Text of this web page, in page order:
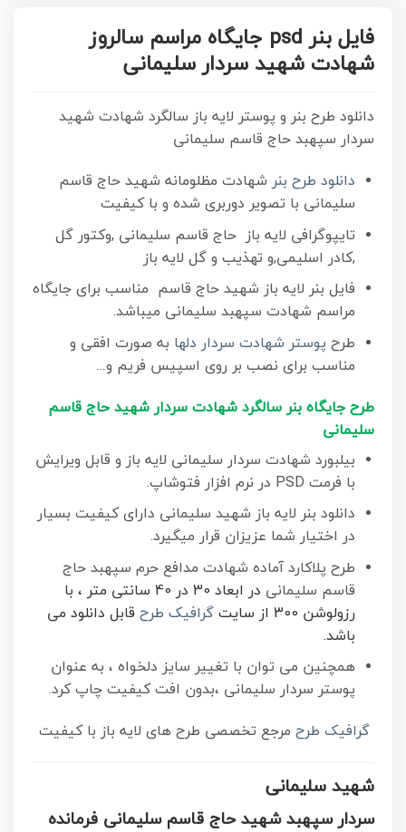
فایل بنر psd جایگاه مراسم سالروز
شهادت شهید سردار سلیمانی
دانلود طرح بنر و پوستر لایه باز سالگرد شهادت شهید
سردار سپهبد حاج قاسم سلیمانی
دانلود طرح بنر شهادت مظلومانه شهید حاج قاسم
سلیمانی با تصویر دوربری شده و با کیفیت
تایپوگرافی لایه باز حاج قاسم سلیمانی ,وکتور گل
,کادر اسلیمی,و تهذیب و گل لایه باز
فایل بنر لایه باز شهید حاج قاسم مناسب برای جایگاه
مراسم شهادت سپهبد سلیمانی میباشد.
طرح پوستر شهادت سردار دلها به صورت افقی و
مناسب برای نصب بر روی اسپیس فریم و…
طرح جایگاه بنر سالگرد شهادت سردار شهید حاج قاسم
سلیمانی
بیلبورد شهادت سردار سلیمانی لایه باز و قابل ویرایش
با فرمت PSD در نرم افزار فتوشاپ.
دانلود بنر لایه باز شهید سلیمانی دارای کیفیت بسیار
در اختیار شما عزیزان قرار میگیرد.
طرح پلاکارد آماده شهادت مدافع حرم سپهبد حاج
قاسم سلیمانی
در ابعاد 30 در 40 سانتی متر ، با
رزولوشن 300 از سایت
گرافیک طرحقابل دانلود می
باشد.
همچنین می توان با تغییر سایز دلخواه ، به عنوان
پوستر سردار سلیمانی ،بدون افت کیفیت چاپ کرد.
گرافیک طرح مرجع تخصصی طرح های لایه باز با کیفیت
شهید سلیمانی
سردار سپهبد شهید حاج قاسم سلیمانی فرمانده